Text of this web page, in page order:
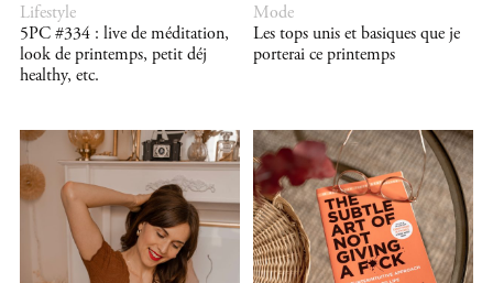
Lifestyle
5PC #334 : live de méditation,
look de printemps, petit déj
healthy, etc.
Mode
Les tops unis et basiques que je
porterai ce printemps